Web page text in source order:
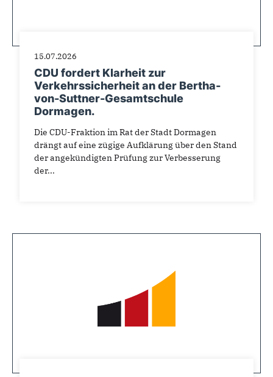
15.07.2026
CDU fordert Klarheit zur
Verkehrssicherheit an der Bertha-
von-Suttner-Gesamtschule
Dormagen.
Die CDU-Fraktion im Rat der Stadt Dormagen
drängt auf eine zügige Aufklärung über den Stand
der angekündigten Prüfung zur Verbesserung
der...